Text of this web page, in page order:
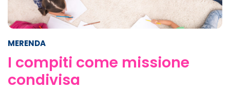
MERENDA
I compiti come missione
condivisa